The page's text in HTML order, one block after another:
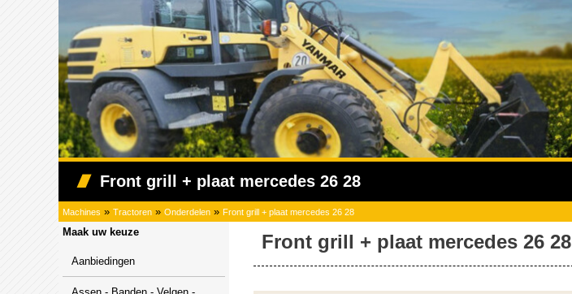
Front grill + plaat mercedes 26 28
Machines » Tractoren » Onderdelen » Front grill + plaat mercedes 26 28
Maak uw keuze
Aanbiedingen
Front grill + plaat mercedes 26 28